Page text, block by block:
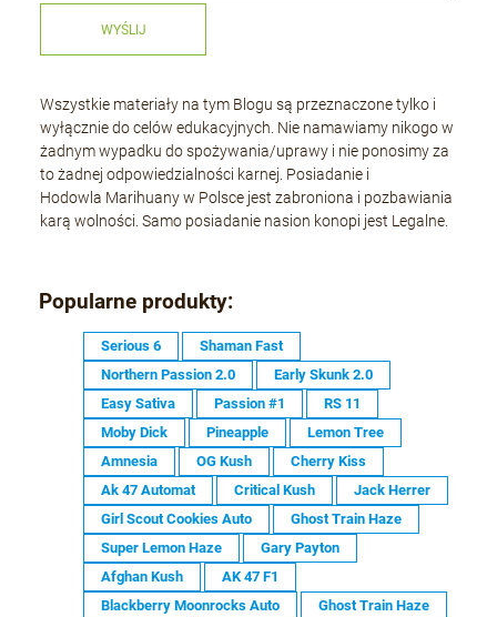
WYŚLIJ
Wszystkie materiały na tym Blogu są przeznaczone tylko i
wyłącznie do celów edukacyjnych. Nie namawiamy nikogo w
żadnym wypadku do spożywania/uprawy i nie ponosimy za
to żadnej odpowiedzialności karnej. Posiadanie i
Hodowla Marihuany w Polsce jest zabroniona i pozbawiania
karą wolności. Samo posiadanie nasion konopi jest Legalne.
Popularne produkty:
Serious 6
Shaman Fast
Northern Passion 2.0
Early Skunk 2.0
Easy Sativa
Passion #1
RS 11
Moby Dick
Pineapple
Lemon Tree
Amnesia
OG Kush
Cherry Kiss
Ak 47 Automat
Critical Kush
Jack Herrer
Girl Scout Cookies Auto
Ghost Train Haze
Super Lemon Haze
Gary Payton
Afghan Kush
AK 47 F1
Blackberry Moonrocks Auto
Ghost Train Haze